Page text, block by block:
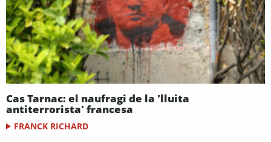
Cas Tarnac: el naufragi de la 'lluita
antiterrorista' francesa
FRANCK RICHARD